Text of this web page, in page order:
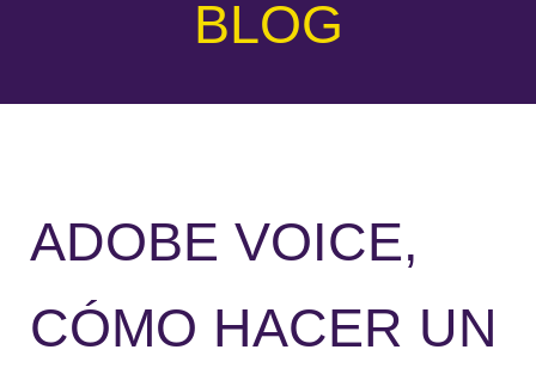
BLOG
ADOBE VOICE,
CÓMO HACER UN